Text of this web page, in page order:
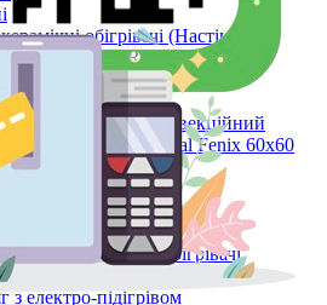
обігрівачі (Настінні,
Підлогові, ARMSTRONG)
панелі (інфрачервоні)
обігрівач конвекційний
Monocrystal Fenix 60x60
рушникосушки
електричні обігрівачі
з електро-підігрівом